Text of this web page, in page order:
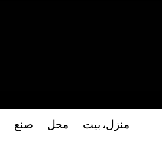
منزل، بيت محل صنع